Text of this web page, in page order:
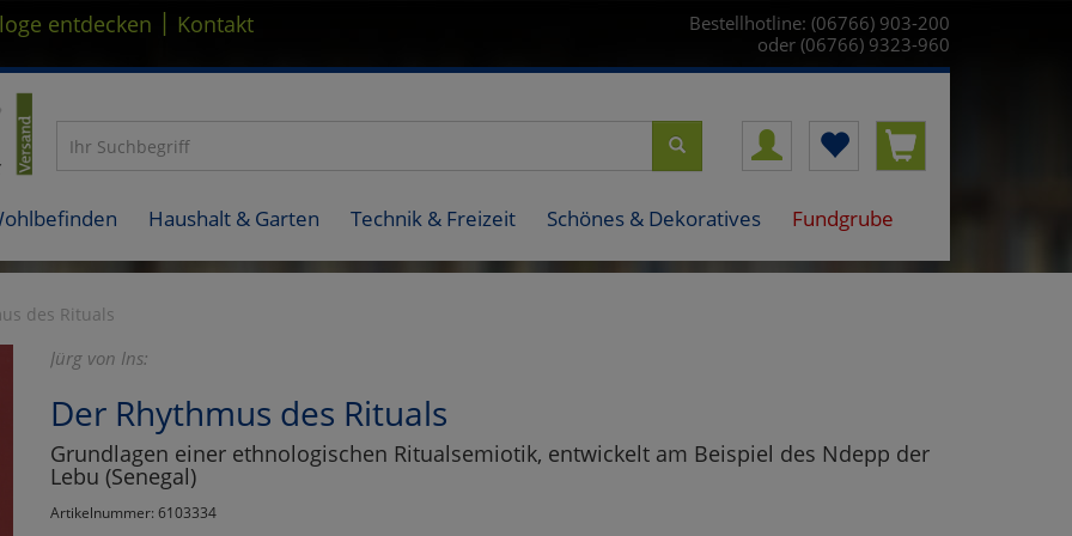
entdecken | Kontakt
Bestellhotline: (06766) 903-200
oder (06766) 9323-960
Haushalt & Garten Technik & Freizeit Schönes & Dekoratives Fundgrube
des Rituals
Jürg von Ins:
Der Rhythmus des Rituals
Grundlagen einer ethnologischen Ritualsemiotik, entwickelt am Beispiel des Ndepp der
Lebu (Senegal)
Artikelnummer: 6103334